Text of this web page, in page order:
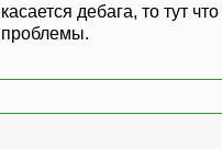
дебага, то тут
проблемы.